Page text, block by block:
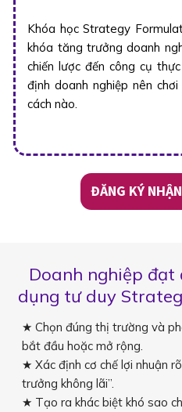
Khóa học Strategy
khóa tăng trưởng doanh
chiến lược đến công cụ
định doanh nghiệp nên
cách nào.
ĐĂNG KÝ
Doanh nghiệp đạt
dụng tư duy
★ Chọn đúng thị trường và
bắt đầu hoặc mở rộng.
★ Xác định cơ chế lợi nhuận
trưởng không lãi”.
★ Tạo ra khác biệt khó sao